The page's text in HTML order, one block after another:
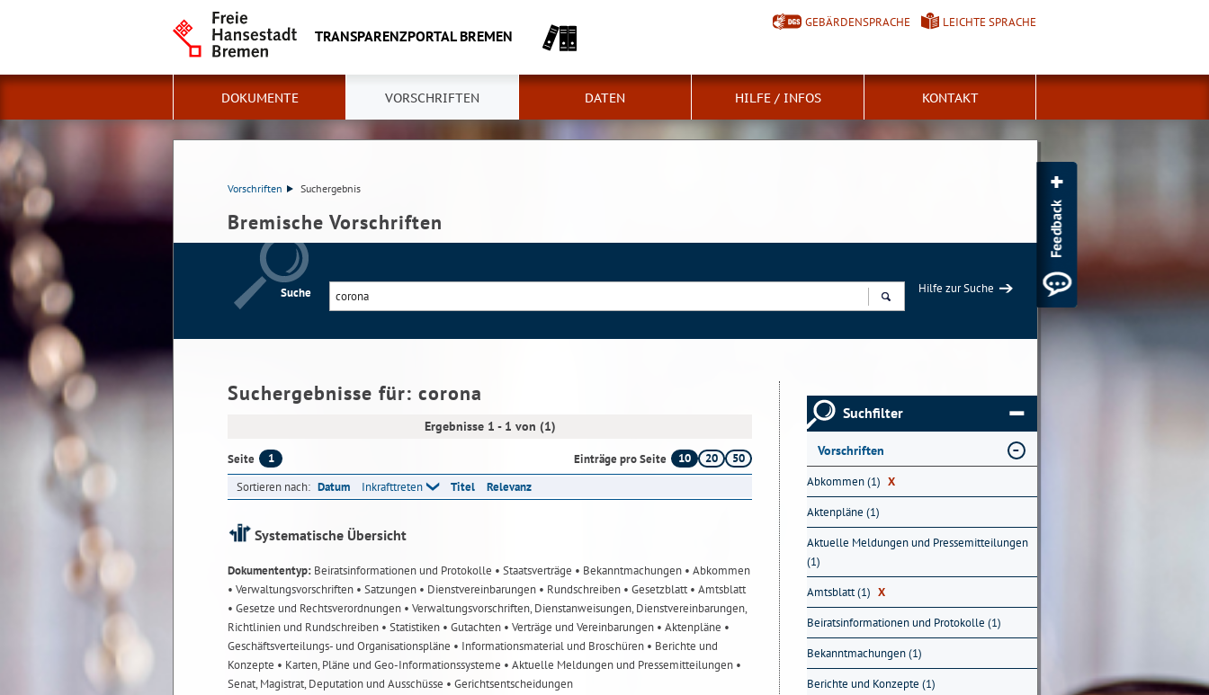
TRANSPARENZPORTAL BREMEN
GEBÄRDENSPRACHE LEICHTE SPRACHE
DOKUMENTE VORSCHRIFTEN DATEN HILFE / INFOS KONTAKT
Vorschriften Suchergebnis
Bremische Vorschriften
Suche
Hilfe zur Suche
Suchergebnisse für: corona
Ergebnisse 1 - 1 von (1)
Seite 1 Einträge pro Seite 10 20
50
Sortieren nach: Datum Inkrafttreten Titel Relevanz
Systematische Übersicht
Dokumententyp: Beiratsinformationen und Protokolle • Staatsverträge • Bekanntmachungen • Abkommen
• Verwaltungsvorschriften • Satzungen • Dienstvereinbarungen • Rundschreiben • Gesetzblatt• Amtsblatt
• Gesetze und Rechtsverordnungen • Verwaltungsvorschriften, Dienstanweisungen, Dienstvereinbarungen,
Richtlinien und Rundschreiben • Statistiken • Gutachten • Verträge und Vereinbarungen • Aktenpläne •
Geschäftsverteilungs- und Organisationspläne • Informationsmaterial und Broschüren • Berichte und
Konzepte • Karten, Pläne und Geo-Informationssysteme • Aktuelle Meldungen und Pressemitteilungen •
Senat, Magistrat, Deputation und Ausschüsse • Gerichtsentscheidungen
Suchfilter
Vorschriften
Abkommen (1) X
Aktenpläne (1)
Aktuelle Meldungen und Pressemitteilungen
(1)
Amtsblatt (1) X
Beiratsinformationen und Protokolle (1)
Bekanntmachungen (1)
Berichte und Konzepte (1)